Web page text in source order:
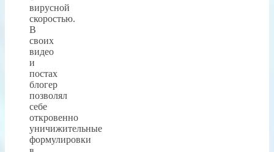
вирусной
скоростью.
В
своих
видео
и
постах
блогер
позволял
себе
откровенно
уничижительные
формулировки